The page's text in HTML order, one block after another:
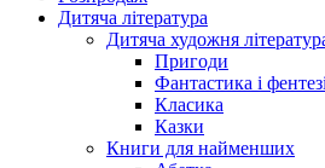
Дитяча література
Дитяча художня
Пригоди
Фантастика і фентезі
Класика
Казки
Книги для найменших